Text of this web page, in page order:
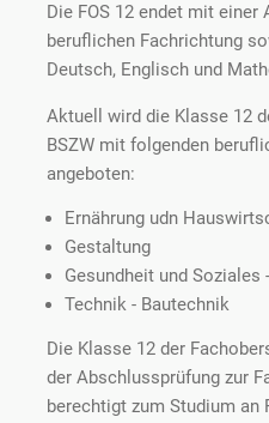
Die FOS 12 endet mit
beruflichen Fachrichtung
Deutsch, Englisch und
Aktuell wird die Klasse 12
BSZW mit folgenden
angeboten:
Ernährung udn
Gestaltung
Gesundheit und Soziales
Technik - Bautechnik
Die Klasse 12 der
der Abschlussprüfung zur
berechtigt zum Studium an